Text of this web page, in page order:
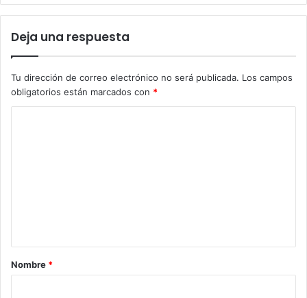
Deja una respuesta
Tu dirección de correo electrónico no será publicada. Los campos
obligatorios están marcados con *
r
Nombre *